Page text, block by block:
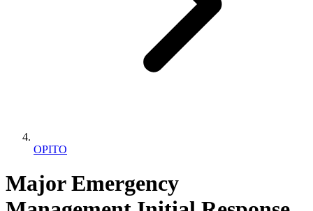
OPITO
Major Emergency